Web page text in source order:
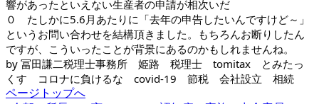
響があったといえない生産者の申請が相次いだ
０　たしかに5.6月あたりに「去年の申告したいんですけど～」
というお問い合わせを結構頂きました。もちろんお断りしたん
ですが、こういったことが背景にあるのかもしれませんね。
by 冨田謙二税理士事務所　姫路　税理士　tomitax　とみたっ
くす　コロナに負けるな　covid-19　節税　会社設立　相続
ページトップへ